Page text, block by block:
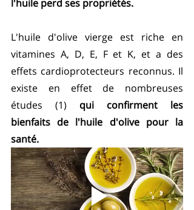
l'huile perd ses propriétés.
L'huile d'olive vierge est riche en
vitamines A, D, E, F et K, et a des
effets cardioprotecteurs reconnus. Il
existe en effet de nombreuses
études (1) qui confirment les
bienfaits de l'huile d'olive pour la
santé.